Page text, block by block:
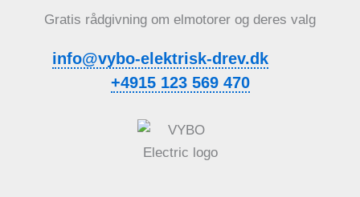
Gratis rådgivning om elmotorer og deres valg
info@vybo-elektrisk-drev.dk
+4915 123 569 470